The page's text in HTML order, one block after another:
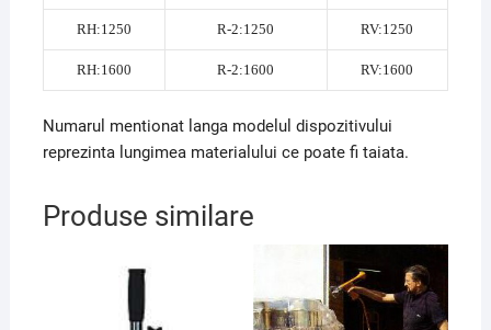
RH:1250 R-2:1250 RV:1250
RH:1600 R-2:1600 RV:1600
Numarul mentionat langa modelul dispozitivului
reprezinta lungimea materialului ce poate fi taiata.
Produse similare